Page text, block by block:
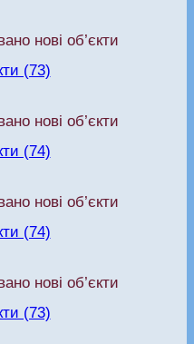
нові об’єкти
(73)
нові об’єкти
(74)
нові об’єкти
(74)
нові об’єкти
(73)